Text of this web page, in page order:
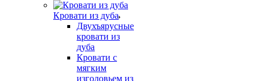
Кровати из дуба
Двухъярусные
кровати из
дуба
Кровати с
мягким
изголовьем из